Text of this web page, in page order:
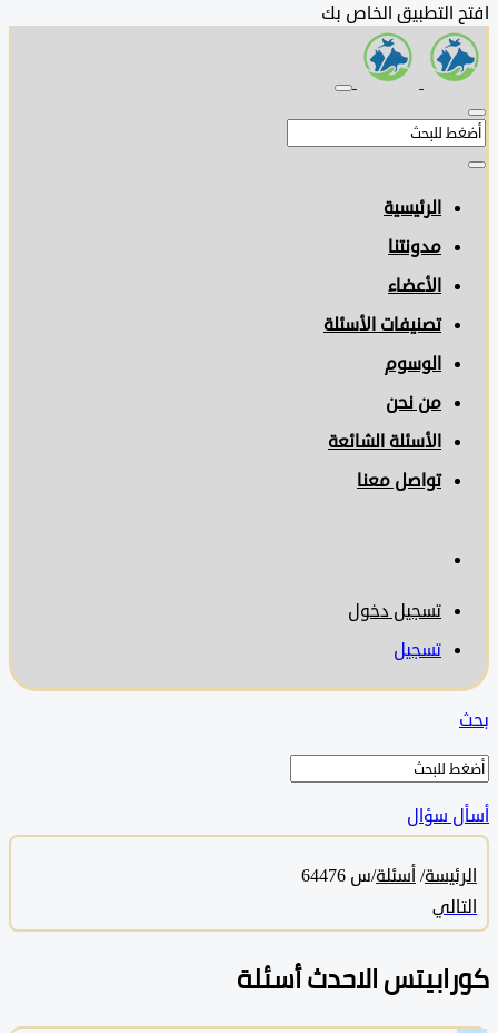
التطبيق الخاص بك
الرئيسية
مدونتنا
الأعضاء
تصنيفات الأسئلة
الوسوم
من نحن
الأسئلة الشائعة
تواصل معنا
تسجيل دخول
تسجيل
سؤال
/ أسئلة/س 64476
الاحدث أسئلة